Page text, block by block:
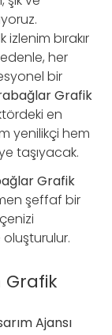
bırakır
her
bir
Grafik
en
yenilikçi hem
taşıyacak.
Grafik
şeffaf bir
Grafik
Ajansı